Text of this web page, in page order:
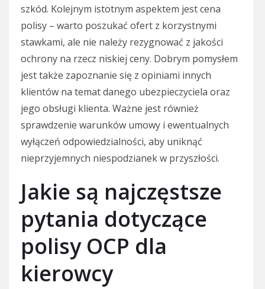
szkód. Kolejnym istotnym aspektem jest cena
polisy – warto poszukać ofert z korzystnymi
stawkami, ale nie należy rezygnować z jakości
ochrony na rzecz niskiej ceny. Dobrym pomysłem
jest także zapoznanie się z opiniami innych
klientów na temat danego ubezpieczyciela oraz
jego obsługi klienta. Ważne jest również
sprawdzenie warunków umowy i ewentualnych
wyłączeń odpowiedzialności, aby uniknąć
nieprzyjemnych niespodzianek w przyszłości.
Jakie są najczęstsze
pytania dotyczące
polisy OCP dla
kierowcy